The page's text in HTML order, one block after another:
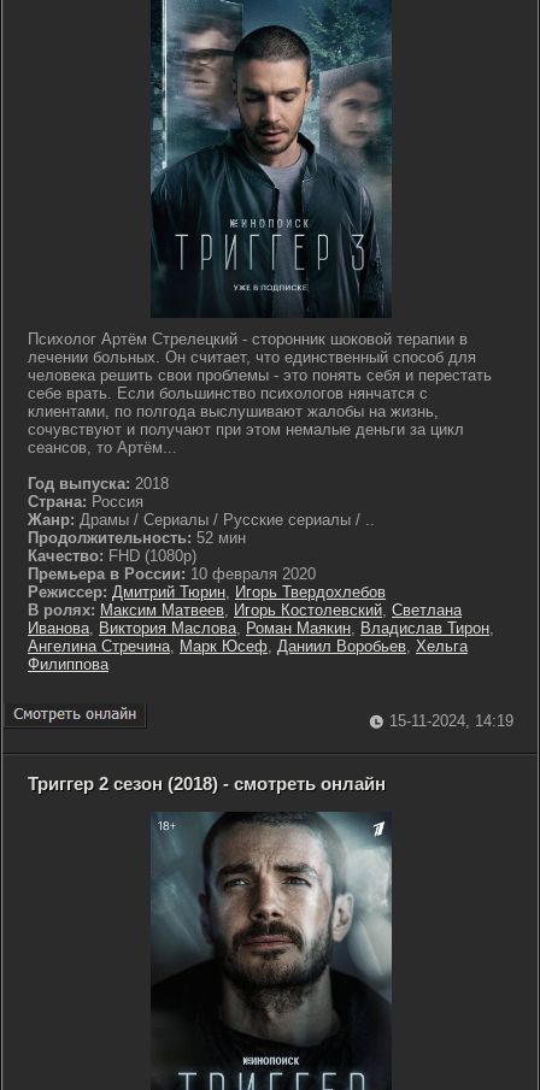
Психолог Артём Стрелецкий - сторонник шоковой терапии в
лечении больных. Он считает, что единственный способ для
человека решить свои проблемы - это понять себя и перестать
себе врать. Если большинство психологов нянчатся с
клиентами, по полгода выслушивают жалобы на жизнь,
сочувствуют и получают при этом немалые деньги за цикл
сеансов, то Артём...
Год выпуска: 2018
Страна: Россия
Жанр: Драмы / Сериалы / Русские сериалы / ..
Продолжительность: 52 мин
Качество: FHD (1080p)
Премьера в России: 10 февраля 2020
Режиссер: Дмитрий Тюрин, Игорь Твердохлебов
В ролях: Максим Матвеев, Игорь Костолевский, Светлана
Иванова, Виктория Маслова, Роман Маякин, Владислав Тирон,
Ангелина Стречина, Марк Юсеф, Даниил Воробьев, Хельга
Филиппова
15-11-2024, 14:19
Триггер 2 сезон (2018) - смотреть онлайн